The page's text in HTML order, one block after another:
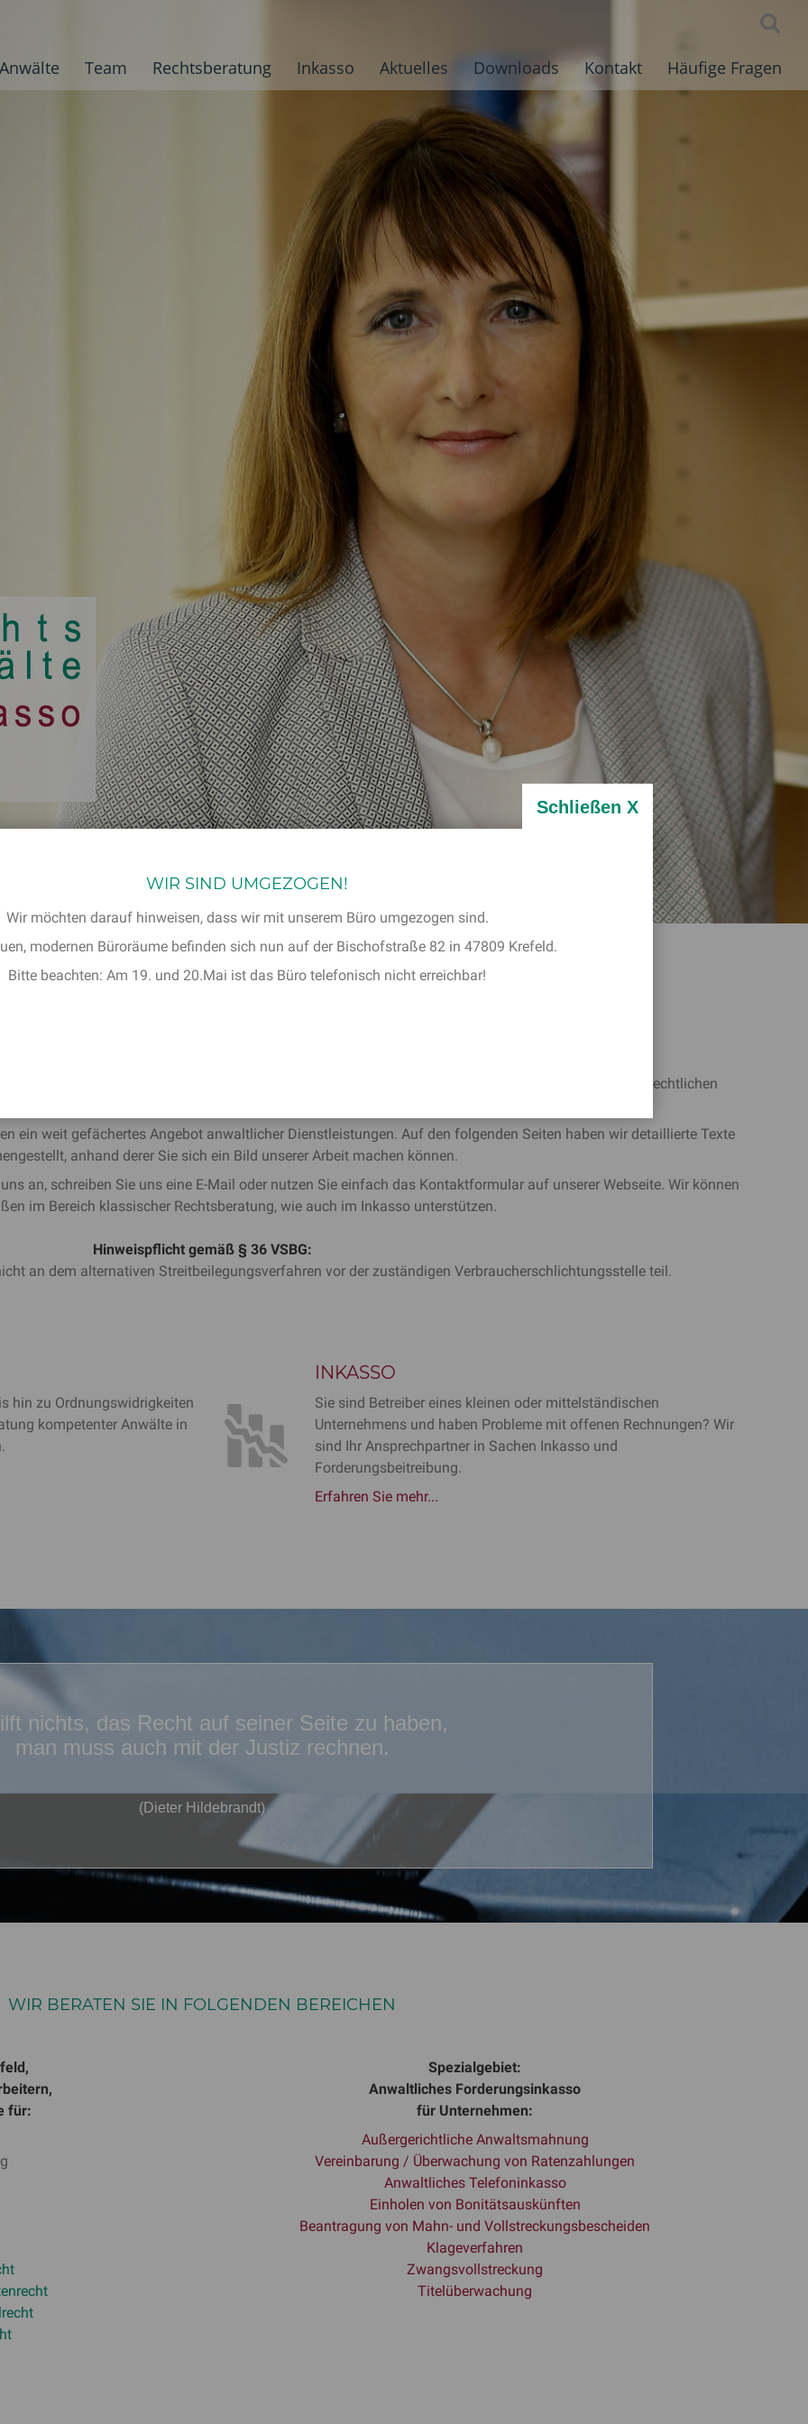
Anwälte Team Rechtsberatung Inkasso Aktuelles Downloads Kontakt Häufige Fragen
oder einer erfahrenen Rechtsanwältin in Krefeld? Dann sind Sie hier genau richtig. In vielen rechtlichen
ein weit gefächertes Angebot anwaltlicher Dienstleistungen. Auf den folgenden Seiten haben wir detaillierte Texte
anhand derer Sie sich ein Bild unserer Arbeit machen können.
an, schreiben Sie uns eine E-Mail oder nutzen Sie einfach das Kontaktformular auf unserer Webseite. Wir können
im Bereich klassischer Rechtsberatung, wie auch im Inkasso unterstützen.
Hinweispflicht gemäß § 36 VSBG:
an dem alternativen Streitbeilegungsverfahren vor der zuständigen Verbraucherschlichtungsstelle teil.
hin zu Ordnungswidrigkeiten
kompetenter Anwälte in
INKASSO
Sie sind Betreiber eines kleinen oder mittelständischen
Unternehmens und haben Probleme mit offenen Rechnungen? Wir
sind Ihr Ansprechpartner in Sachen Inkasso und
Forderungsbeitreibung.
Erfahren Sie mehr...
nichts, das Recht auf seiner Seite zu haben,
man muss auch mit der Justiz rechnen.
(Dieter Hildebrandt)
WIR BERATEN SIE IN FOLGENDEN BEREICHEN
für:
Spezialgebiet:
Anwaltliches Forderungsinkasso
für Unternehmen:
Außergerichtliche Anwaltsmahnung
Vereinbarung / Überwachung von Ratenzahlungen
Anwaltliches Telefoninkasso
Einholen von Bonitätsauskünften
Beantragung von Mahn- und Vollstreckungsbescheiden
Klageverfahren
Zwangsvollstreckung
Titelüberwachung
WIR SIND UMGEZOGEN!
Wir möchten darauf hinweisen, dass wir mit unserem Büro umgezogen sind.
modernen Büroräume befinden sich nun auf der Bischofstraße 82 in 47809 Krefeld.
Bitte beachten: Am 19. und 20.Mai ist das Büro telefonisch nicht erreichbar!
Schließen X